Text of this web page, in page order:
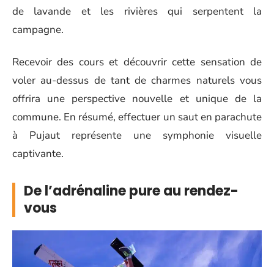
de lavande et les rivières qui serpentent la
campagne.
Recevoir des cours et découvrir cette sensation de
voler au-dessus de tant de charmes naturels vous
offrira une perspective nouvelle et unique de la
commune. En résumé, effectuer un saut en parachute
à Pujaut représente une symphonie visuelle
captivante.
De l’adrénaline pure au rendez-
vous